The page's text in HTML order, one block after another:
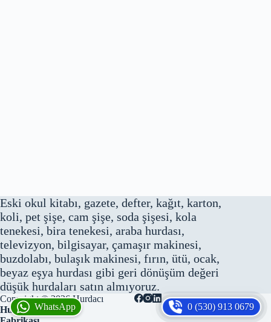
Eski okul kitabı, gazete, defter, kağıt, karton,
koli, pet şişe, cam şişe, soda şişesi, kola
tenekesi, bira tenekesi, araba hurdası,
televizyon, bilgisayar, çamaşır makinesi,
buzdolabı, bulaşık makinesi, fırın, ütü, ocak,
beyaz eşya hurdası gibi geri dönüşüm değeri
düşük hurdaları satın almıyoruz.
Copyright © 2026Hurdacı
Hurbaksan Hurda
0 (530) 913 0679
WhatsApp